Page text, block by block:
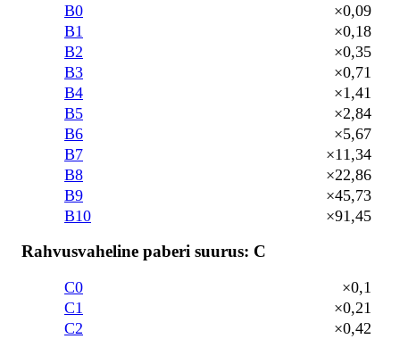
B0
×0,09
B1
×0,18
B2
×0,35
B3
×0,71
B4
×1,41
B5
×2,84
B6
×5,67
B7
×11,34
B8
×22,86
B9
×45,73
B10
×91,45
Rahvusvaheline paberi suurus: C
C0
×0,1
C1
×0,21
C2
×0,42